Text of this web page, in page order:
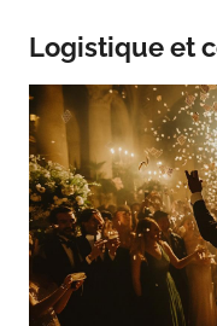
Logistique et